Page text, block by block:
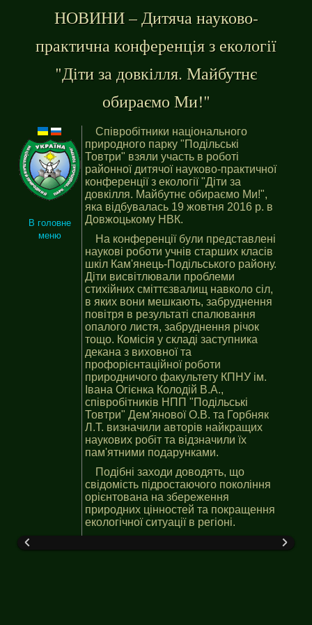
НОВИНИ – Дитяча науково-
практична конференція з екології
"Діти за довкілля. Майбутнє
обираємо Ми!"
В головне
меню
Співробітники національного
природного парку "Подільські
Товтри" взяли участь в роботі
районної дитячої науково-практичної
конференції з екології "Діти за
довкілля. Майбутнє обираємо Ми!",
яка відбувалась 19 жовтня 2016 р. в
Довжоцькому НВК.
На конференції були представлені
наукові роботи учнів старших класів
шкіл Кам'янець-Подільського району.
Діти висвітлювали проблеми
стихійних сміттєзвалищ навколо сіл,
в яких вони мешкають, забруднення
повітря в результаті спалювання
опалого листя, забруднення річок
тощо. Комісія у складі заступника
декана з виховної та
профорієнтаційної роботи
природничого факультету КПНУ ім.
Івана Огієнка Колодій В.А.,
співробітників НПП "Подільські
Товтри" Дем'янової О.В. та Горбняк
Л.Т. визначили авторів найкращих
наукових робіт та відзначили їх
пам'ятними подарунками.
Подібні заходи доводять, що
свідомість підростаючого покоління
орієнтована на збереження
природних цінностей та покращення
екологічної ситуації в регіоні.